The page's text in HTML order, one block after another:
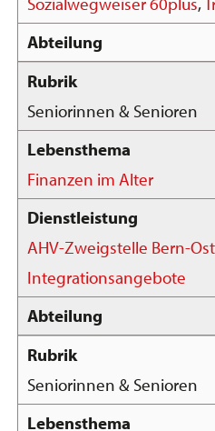
Seniorinnen & Senioren
Finanzen im Alter
AHV-Zweigstelle Bern-
Integrationsangebote
Seniorinnen & Senioren